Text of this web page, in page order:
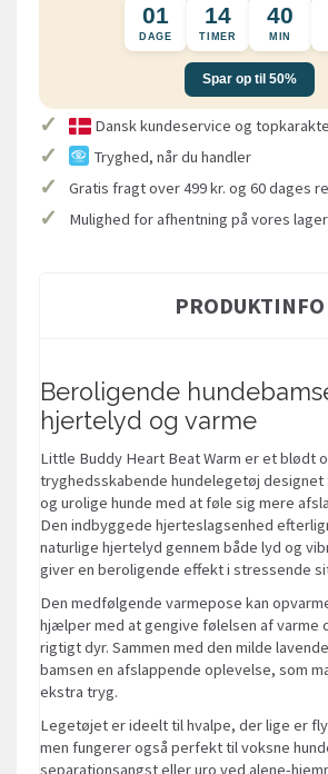
01
DAGE
14
TIMER
40
MIN
Spar op til 50%
✓ Dansk kundeservice og
✓ Tryghed, når du handler
✓ Gratis fragt over 499 kr. og 60 dages
✓ Mulighed for afhentning på vores
PRODUKTINFO
Beroligende
hjertelyd og varme
Little Buddy Heart Beat Warm er et blødt
tryghedsskabende hundelegetøj
og urolige hunde med at føle sig mere
Den indbyggede hjerteslagsenhed
naturlige hjertelyd gennem både lyd og
giver en beroligende effekt i stressende
Den medfølgende varmepose kan
hjælper med at gengive følelsen af varme
rigtigt dyr. Sammen med den milde
bamsen en afslappende oplevelse, som
ekstra tryg.
Legetøjet er ideelt til hvalpe, der lige er
men fungerer også perfekt til voksne
separationsangst eller uro ved alene-